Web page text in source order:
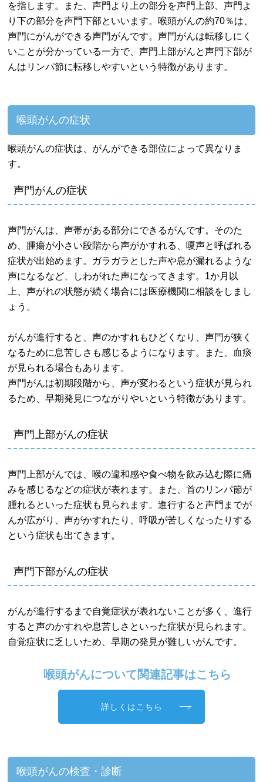
を指します。また、声門より上の部分を声門上部、声門よ
り下の部分を声門下部といいます。喉頭がんの約70％は、
声門にがんができる声門がんです。声門がんは転移しにく
いことが分かっている一方で、声門上部がんと声門下部が
んはリンパ節に転移しやすいという特徴があります。
喉頭がんの症状
喉頭がんの症状は、がんができる部位によって異なりま
す。
声門がんの症状
声門がんは、声帯がある部分にできるがんです。そのた
め、腫瘍が小さい段階から声がかすれる、嗄声と呼ばれる
症状が出始めます。ガラガラとした声や息が漏れるような
声になるなど、しわがれた声になってきます。1か月以
上、声がれの状態が続く場合には医療機関に相談をしまし
ょう。
がんが進行すると、声のかすれもひどくなり、声門が狭く
なるために息苦しさも感じるようになります。また、血痰
が見られる場合もあります。
声門がんは初期段階から、声が変わるという症状が見られ
るため、早期発見につながりやいという特徴があります。
声門上部がんの症状
声門上部がんでは、喉の違和感や食べ物を飲み込む際に痛
みを感じるなどの症状が表れます。また、首のリンパ節が
腫れるといった症状も見られます。進行すると声門までが
んが広がり、声がかすれたり、呼吸が苦しくなったりする
という症状も出てきます。
声門下部がんの症状
がんが進行するまで自覚症状が表れないことが多く、進行
すると声のかすれや息苦しさといった症状が見られます。
自覚症状に乏しいため、早期の発見が難しいがんです。
喉頭がんについて関連記事はこちら
詳しくはこちら
喉頭がんの検査・診断